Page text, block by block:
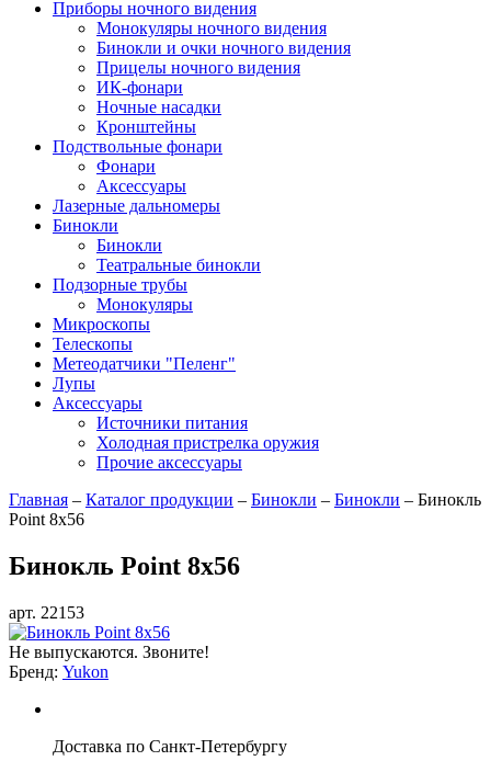
Приборы ночного видения
Монокуляры ночного видения
Бинокли и очки ночного видения
Прицелы ночного видения
ИК-фонари
Ночные насадки
Кронштейны
Подствольные фонари
Фонари
Аксессуары
Лазерные дальномеры
Бинокли
Бинокли
Театральные бинокли
Подзорные трубы
Монокуляры
Микроскопы
Телескопы
Метеодатчики "Пеленг"
Лупы
Аксессуары
Источники питания
Холодная пристрелка оружия
Прочие аксессуары
Главная – Каталог продукции – Бинокли – Бинокли – Бинокль
Point 8x56
Бинокль Point 8x56
арт. 22153
Не выпускаются. Звоните!
Бренд: Yukon
Доставка по Санкт-Петербургу